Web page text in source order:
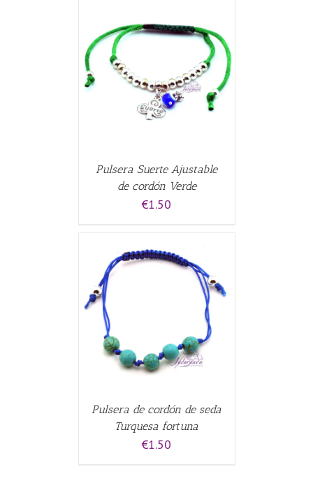
Pulsera Suerte Ajustable
de cordón Verde
€1.50
Pulsera de cordón de seda
Turquesa fortuna
€1.50